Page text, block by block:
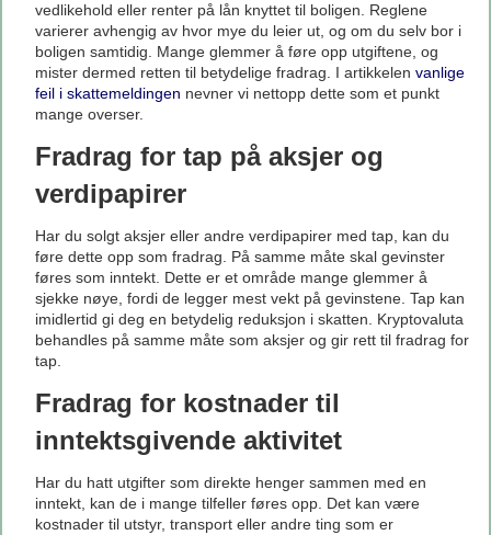
vedlikehold eller renter på lån knyttet til boligen. Reglene
varierer avhengig av hvor mye du leier ut, og om du selv bor i
boligen samtidig. Mange glemmer å føre opp utgiftene, og
mister dermed retten til betydelige fradrag. I artikkelen vanlige
feil i skattemeldingen nevner vi nettopp dette som et punkt
mange overser.
Fradrag for tap på aksjer og
verdipapirer
Har du solgt aksjer eller andre verdipapirer med tap, kan du
føre dette opp som fradrag. På samme måte skal gevinster
føres som inntekt. Dette er et område mange glemmer å
sjekke nøye, fordi de legger mest vekt på gevinstene. Tap kan
imidlertid gi deg en betydelig reduksjon i skatten. Kryptovaluta
behandles på samme måte som aksjer og gir rett til fradrag for
tap.
Fradrag for kostnader til
inntektsgivende aktivitet
Har du hatt utgifter som direkte henger sammen med en
inntekt, kan de i mange tilfeller føres opp. Det kan være
kostnader til utstyr, transport eller andre ting som er